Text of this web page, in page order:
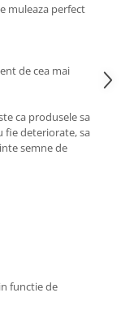
muleaza perfect
de cea mai
ca produsele sa
fie deteriorate, sa
semne de
functie de